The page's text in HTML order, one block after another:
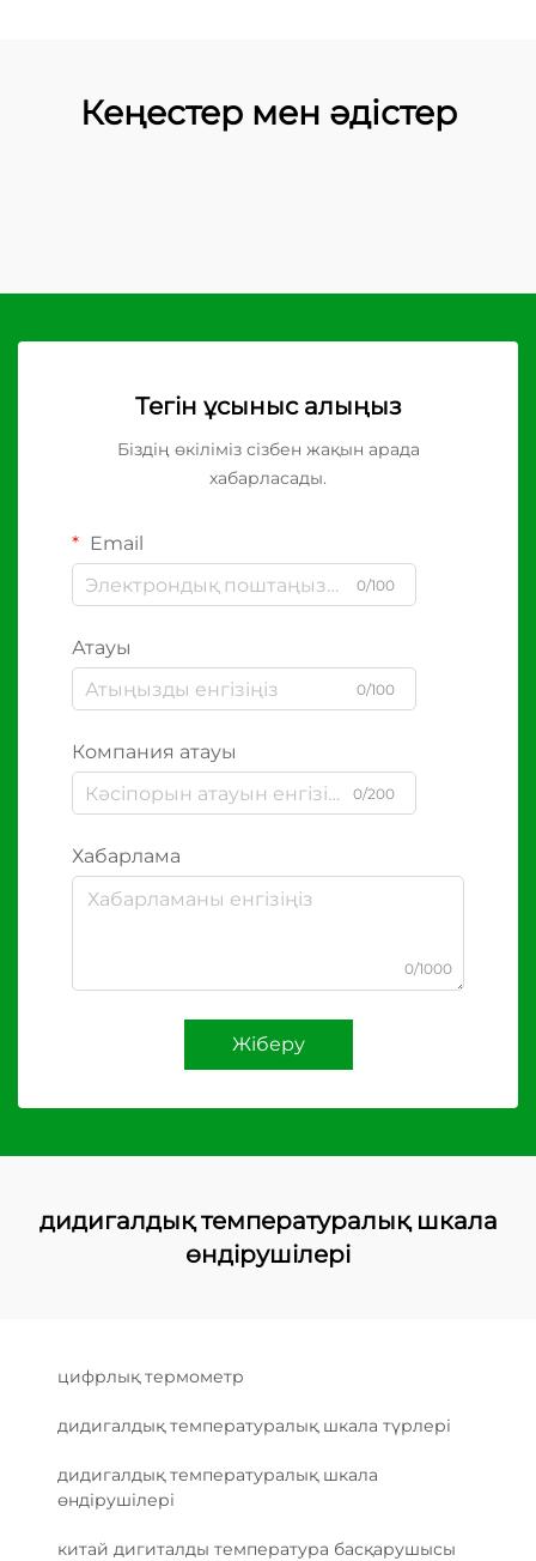
Кеңестер мен әдістер
Тегін ұсыныс алыңыз
Біздің өкіліміз сізбен жақын арада
хабарласады.
Email
0/100
Атауы
0/100
Компания атауы
0/200
Хабарлама
0/1000
Жіберу
дидигалдық температуралық шкала
өндірушілері
цифрлық термометр
дидигалдық температуралық шкала түрлері
дидигалдық температуралық шкала
өндірушілері
китай дигиталды температура басқарушысы